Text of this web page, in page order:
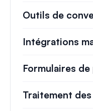
Outils de
Intégrations
Formulaires
Traitement